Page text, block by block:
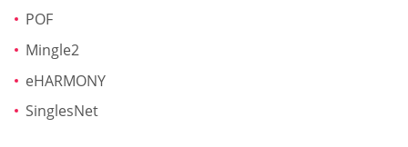
POF
Mingle2
eHARMONY
SinglesNet